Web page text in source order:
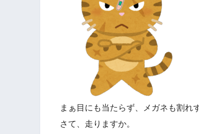
まぁ目にも当たらず、メガネも割れ
さて、走りますか。